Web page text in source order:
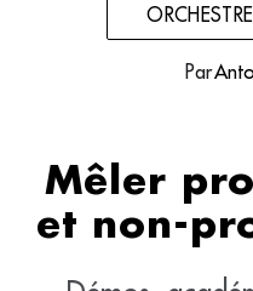
Par
Mêler
et non-